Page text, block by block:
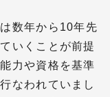
数年から10年先
いくことが前提
力や資格を基準
なわれていまし